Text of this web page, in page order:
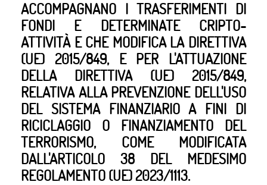
ACCOMPAGNANO I TRASFERIMENTI DI
FONDI E DETERMINATE CRIPTO-
ATTIVITÀ E CHE MODIFICA LA DIRETTIVA
(UE) 2015/849, E PER L'ATTUAZIONE
DELLA DIRETTIVA (UE) 2015/849,
RELATIVA ALLA PREVENZIONE DELL'USO
DEL SISTEMA FINANZIARIO A FINI DI
RICICLAGGIO O FINANZIAMENTO DEL
TERRORISMO, COME MODIFICATA
DALL'ARTICOLO 38 DEL MEDESIMO
REGOLAMENTO (UE) 2023/1113.